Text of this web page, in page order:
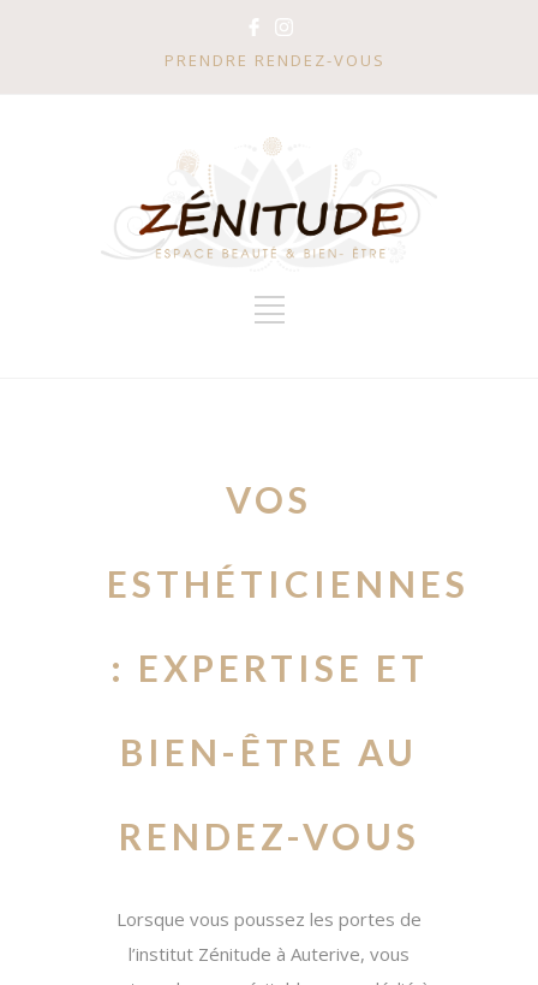
PRENDRE RENDEZ-VOUS
VOS
ESTHÉTICIENNES
: EXPERTISE ET
BIEN-ÊTRE AU
RENDEZ-VOUS
Lorsque vous poussez les portes de
l’institut Zénitude à Auterive, vous